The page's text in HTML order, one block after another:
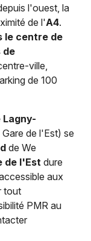
l'ouest, la
de l'A4.
le centre de
de
ville,
de 100
Lagny-
de l'Est) se
de We
de l'Est dure
aux
tout
PMR au